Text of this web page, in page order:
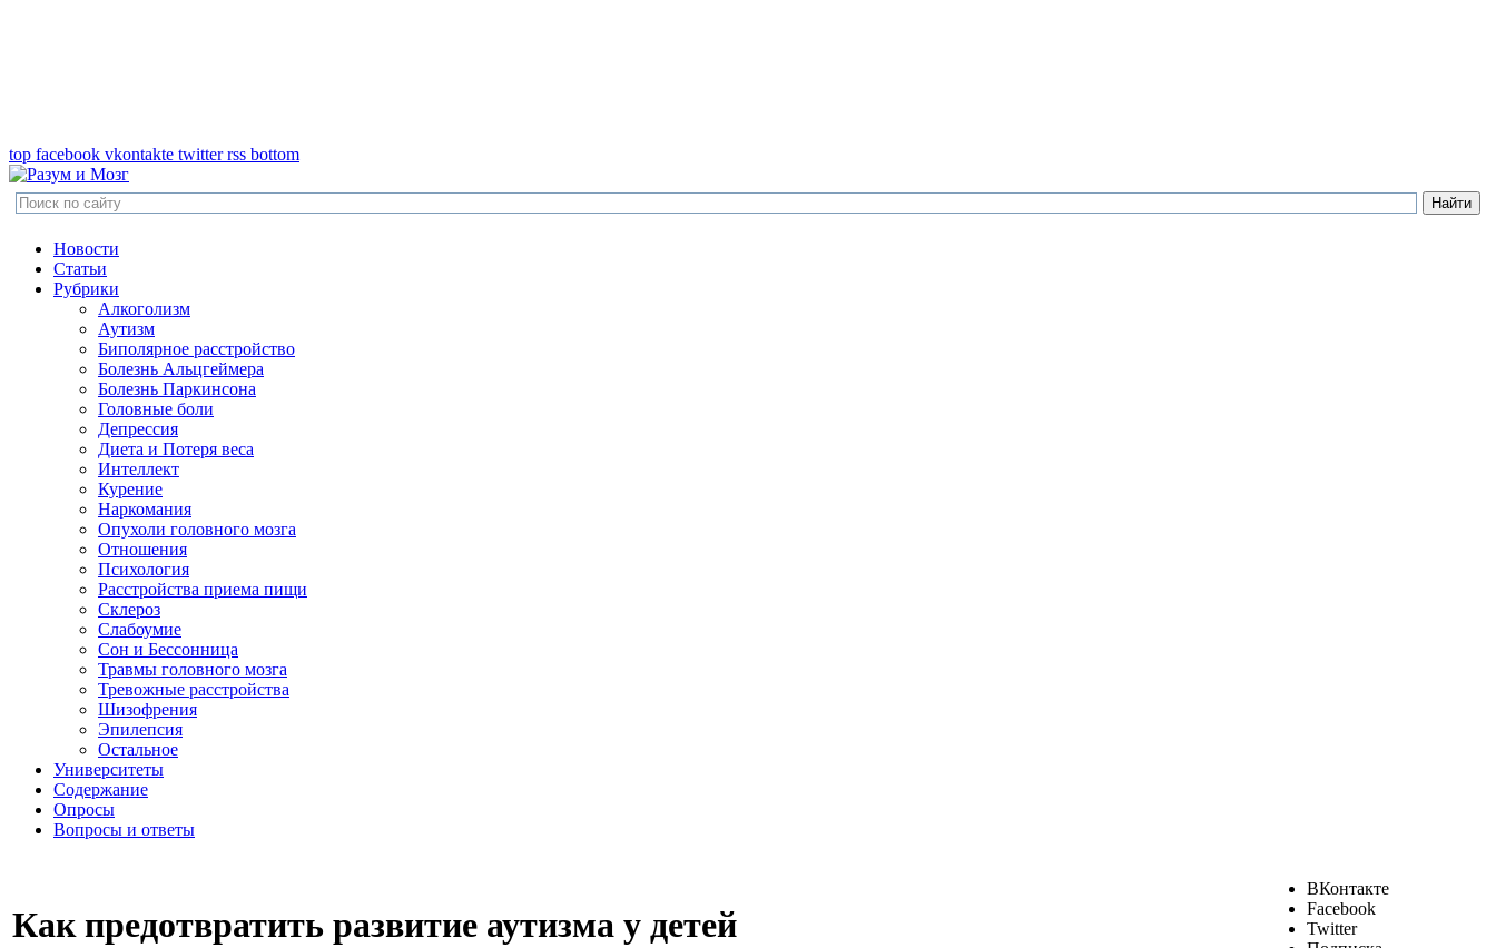
top facebook vkontakte twitter rss bottom
Новости
Статьи
Рубрики
Алкоголизм
Аутизм
Биполярное расстройство
Болезнь Альцгеймера
Болезнь Паркинсона
Головные боли
Депрессия
Диета и Потеря веса
Интеллект
Курение
Наркомания
Опухоли головного мозга
Отношения
Психология
Расстройства приема пищи
Склероз
Слабоумие
Сон и Бессонница
Травмы головного мозга
Тревожные расстройства
Шизофрения
Эпилепсия
Остальное
Университеты
Содержание
Опросы
Вопросы и ответы
Как предотвратить развитие аутизма у детей
ВКонтакте
Facebook
Twitter